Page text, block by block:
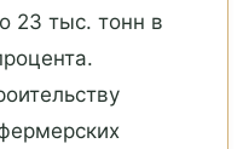
23 тыс. тонн в